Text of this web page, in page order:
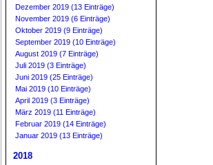
Dezember 2019 (13 Einträge)
November 2019 (6 Einträge)
Oktober 2019 (9 Einträge)
September 2019 (10 Einträge)
August 2019 (7 Einträge)
Juli 2019 (3 Einträge)
Juni 2019 (25 Einträge)
Mai 2019 (10 Einträge)
April 2019 (3 Einträge)
März 2019 (11 Einträge)
Februar 2019 (14 Einträge)
Januar 2019 (13 Einträge)
2018